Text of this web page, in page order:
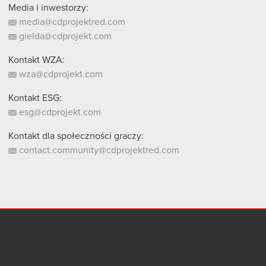
Media i inwestorzy:
media@cdprojektred.com
gielda@cdprojekt.com
Kontakt WZA:
wza@cdprojekt.com
Kontakt ESG:
esg@cdprojekt.com
Kontakt dla społeczności graczy:
contact.community@cdprojektred.com